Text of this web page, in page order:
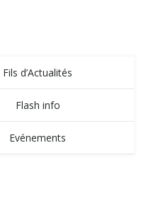
Fils d’Actualités
Flash info
Evénements